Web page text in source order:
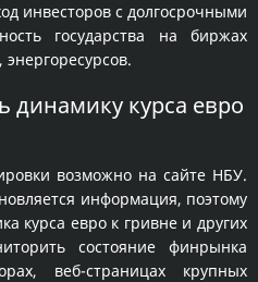
инвесторов с долгосрочными
государства на биржах
динамику курса евро
возможно на сайте НБУ.
информация, поэтому
курса евро к гривне и других
состояние финрынка
веб-страницах крупных